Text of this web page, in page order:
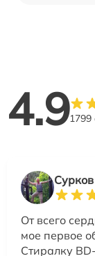
4.91799
От всего
мое первое
Стиралку